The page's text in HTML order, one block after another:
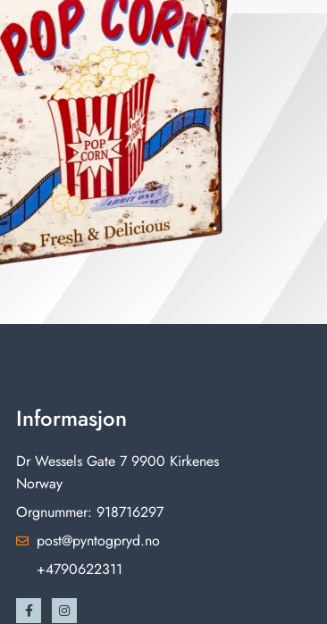
Informasjon
Dr Wessels Gate 7 9900 Kirkenes
Norway
Orgnummer: 918716297
post@pyntogpryd.no
+4790622311